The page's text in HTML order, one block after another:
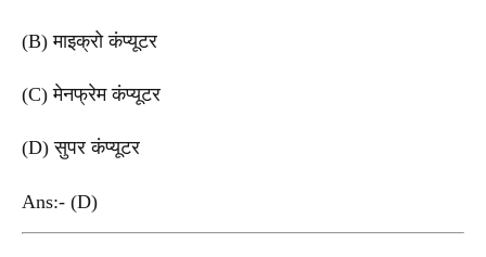
(B) माइक्रो कंप्यूटर
(C) मेनफ्रेम कंप्यूटर
(D) सुपर कंप्यूटर
Ans:- (D)